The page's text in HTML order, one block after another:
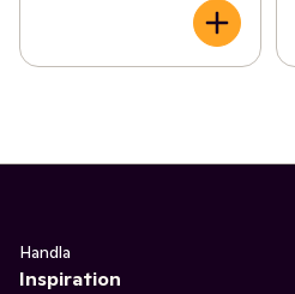
Handla
Inspiration